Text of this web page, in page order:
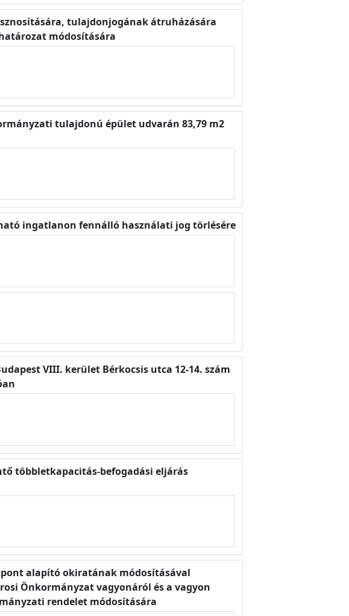
tulajdonjogának átruházására
módosítására
tulajdonú épület udvarán 83,79 m2
ingatlanon fennálló használati jog törlésére
VIII. kerület Bérkocsis utca 12-14. szám
többletkapacitás-befogadási eljárás
alapító okiratának módosításával
Önkormányzat vagyonáról és a vagyon
rendelet módosítására